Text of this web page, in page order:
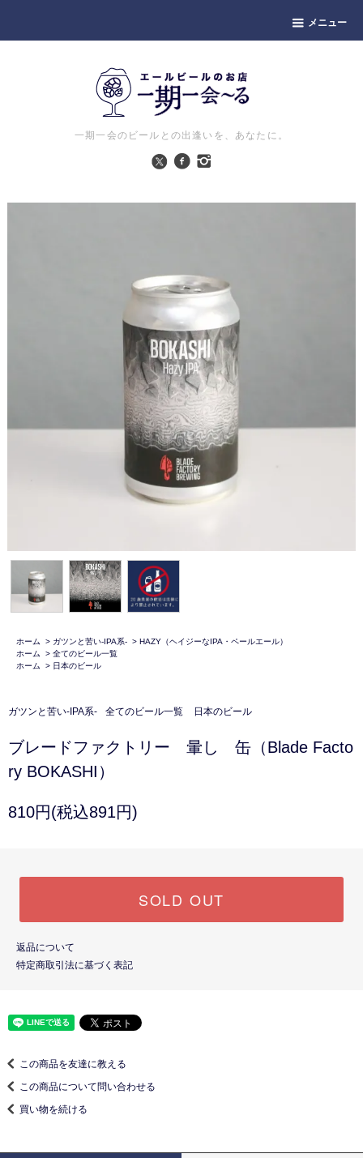
メニュー
一期一会のビールとの出逢いを、あなたに。
ホーム > ガツンと苦い-IPA系- > HAZY（ヘイジーなIPA・ペールエール）
ホーム
> 全てのビール一覧
ホーム
> 日本のビール
ガツンと苦い-IPA系- 全てのビール一覧 日本のビール
ブレードファクトリー 暈し 缶（Blade Facto
ry BOKASHI）
810円(税込891円)
SOLD OUT
返品について
特定商取引法に基づく表記
この商品を友達に教える
この商品について問い合わせる
買い物を続ける